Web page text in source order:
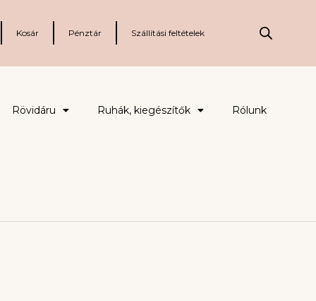
Kosár Pénztár Szállítási feltételek
Rövidáru Ruhák, kiegészítők Rólunk